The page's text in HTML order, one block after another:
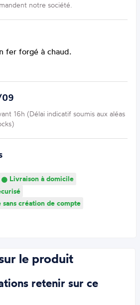
notre société.
fer forgé à chaud.
09
16h (Délai indicatif soumis aux aléas
Livraison à domicile
sans création de compte
le produit
retenir sur ce